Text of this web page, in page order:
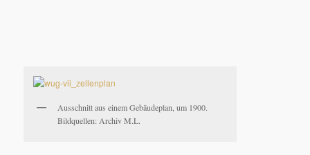
Ausschnitt aus einem Gebäudeplan, um 1900.
Bildquellen: Archiv M.L.